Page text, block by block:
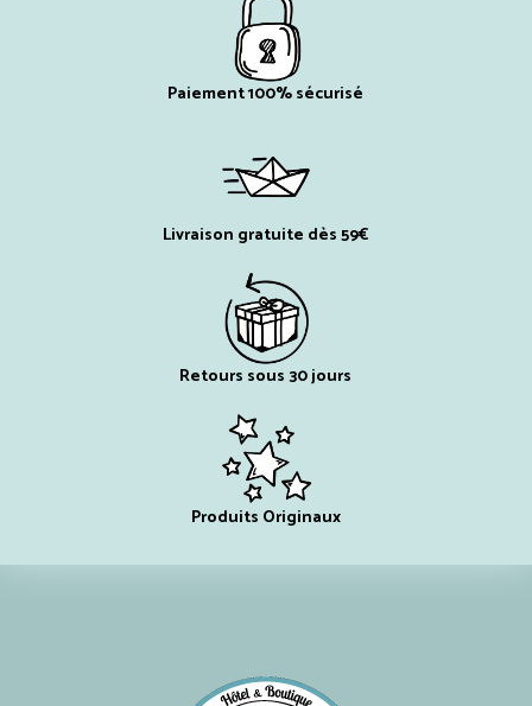
Paiement 100% sécurisé
Livraison gratuite dès 59€
Retours sous 30 jours
Produits Originaux